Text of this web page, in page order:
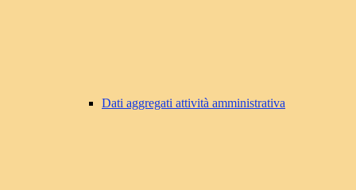
Dati aggregati attività amministrativa